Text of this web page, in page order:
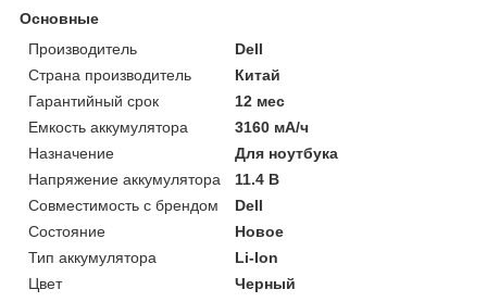
Основные
Производитель
Dell
Страна производитель
Китай
Гарантийный срок
12 мес
Емкость аккумулятора
3160 мА/ч
Назначение
Для ноутбука
Напряжение аккумулятора
11.4 В
Совместимость с брендом
Dell
Состояние
Новое
Тип аккумулятора
Li-Ion
Цвет
Черный